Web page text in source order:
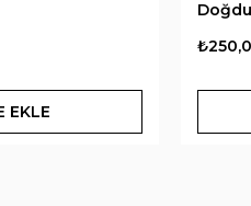
EKLE